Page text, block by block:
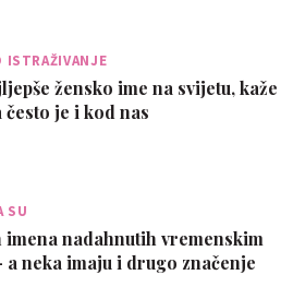
ISTRAŽIVANJE
žensko ime na svijetu, kaže
često je i kod nas
SU
imena nadahnutih vremenskim
a neka imaju i drugo značenje